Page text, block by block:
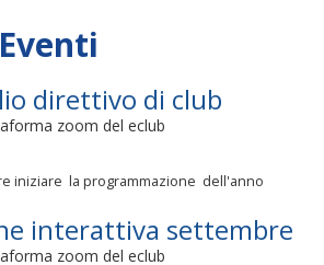
direttivo di club
zoom del eclub
iniziare la programmazione dell'anno
interattiva settembre
zoom del eclub